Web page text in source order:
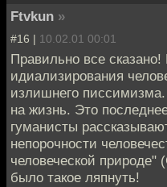
Ftvkun »
#16 | 10.02.01 00:01
Правильно все
идиализирования
излишнего
на жизнь. Это
гуманисты
непорочности
человеческой
было такое ляпнуть!